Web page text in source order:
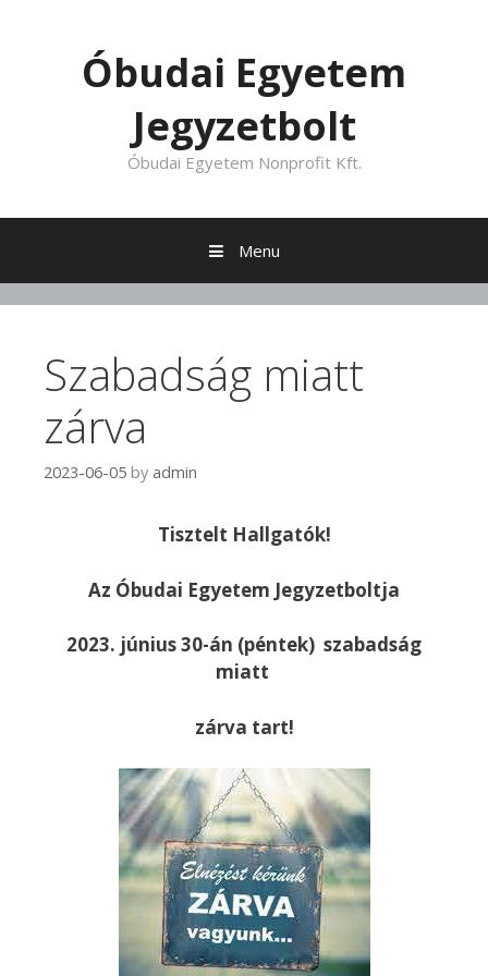
Óbudai Egyetem
Jegyzetbolt
Óbudai Egyetem Nonprofit Kft.
Menu
Szabadság miatt
zárva
2023-06-05 by admin
Tisztelt Hallgatók!
Az Óbudai Egyetem Jegyzetboltja
2023. június 30-án (péntek) szabadság
miatt
zárva tart!